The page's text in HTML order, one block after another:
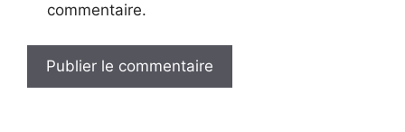
commentaire.